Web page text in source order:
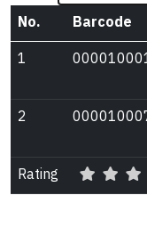
No. Barcode
1
2
Rating